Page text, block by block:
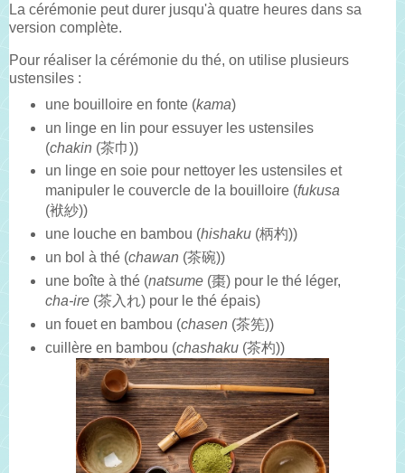
La cérémonie peut durer jusqu'à quatre heures dans sa
version complète.
Pour réaliser la cérémonie du thé, on utilise plusieurs
ustensiles :
une bouilloire en fonte (kama)
un linge en lin pour essuyer les ustensiles
(chakin(茶巾))
un linge en soie pour nettoyer les ustensiles et
manipuler le couvercle de la bouilloire (fukusa
(袱紗))
une louche en bambou (hishaku (柄杓))
un bol à thé (chawan (茶碗))
une boîte à thé (natsume (棗) pour le thé léger,
cha-ire(茶入れ) pour le thé épais)
un fouet en bambou (chasen (茶筅))
cuillère en bambou (chashaku (茶杓))